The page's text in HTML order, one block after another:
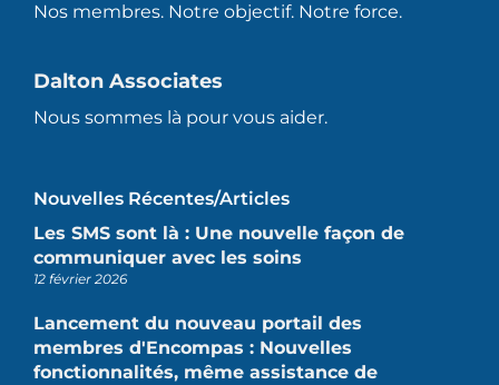
Nos membres. Notre objectif. Notre force.
Dalton Associates
Nous sommes là pour vous aider.
Nouvelles Récentes/articles
Les SMS sont là : Une nouvelle façon de
communiquer avec les soins
12 février 2026
Lancement du nouveau portail des
membres d'Encompas : Nouvelles
fonctionnalités, même assistance de